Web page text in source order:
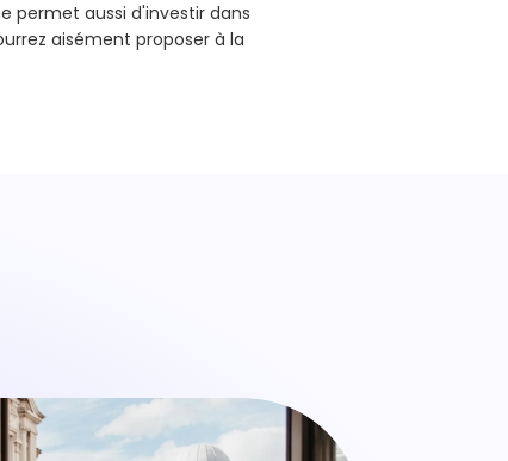
permet aussi d'investir dans
aisément proposer à la